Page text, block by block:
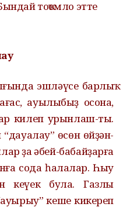
тоҡомло этте
эшләүсе барлыҡ
ауылыбыҙ осона,
килеп урынлаш-ты.
өсөн өйҙән-
ҙа әбей-бабайҙарға
сода һалалар. Һыу
кеүек була. Газлы
кеше кикереп